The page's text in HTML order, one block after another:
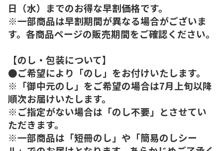
日（水）までのお得な早割価格です。
※一部商品は早割期間が異なる場合がございま
す。各商品ページの販売期間をご確認ください。
【のし・包装について】
●ご希望により「のし」をお付けいたします。
※「御中元のし」をご希望の場合は7月上旬以降
順次お届けいたします。
※ご指定がない場合は「のし不要」とさせてい
ただきます。
※一部商品は「短冊のし」や「簡易のしシー